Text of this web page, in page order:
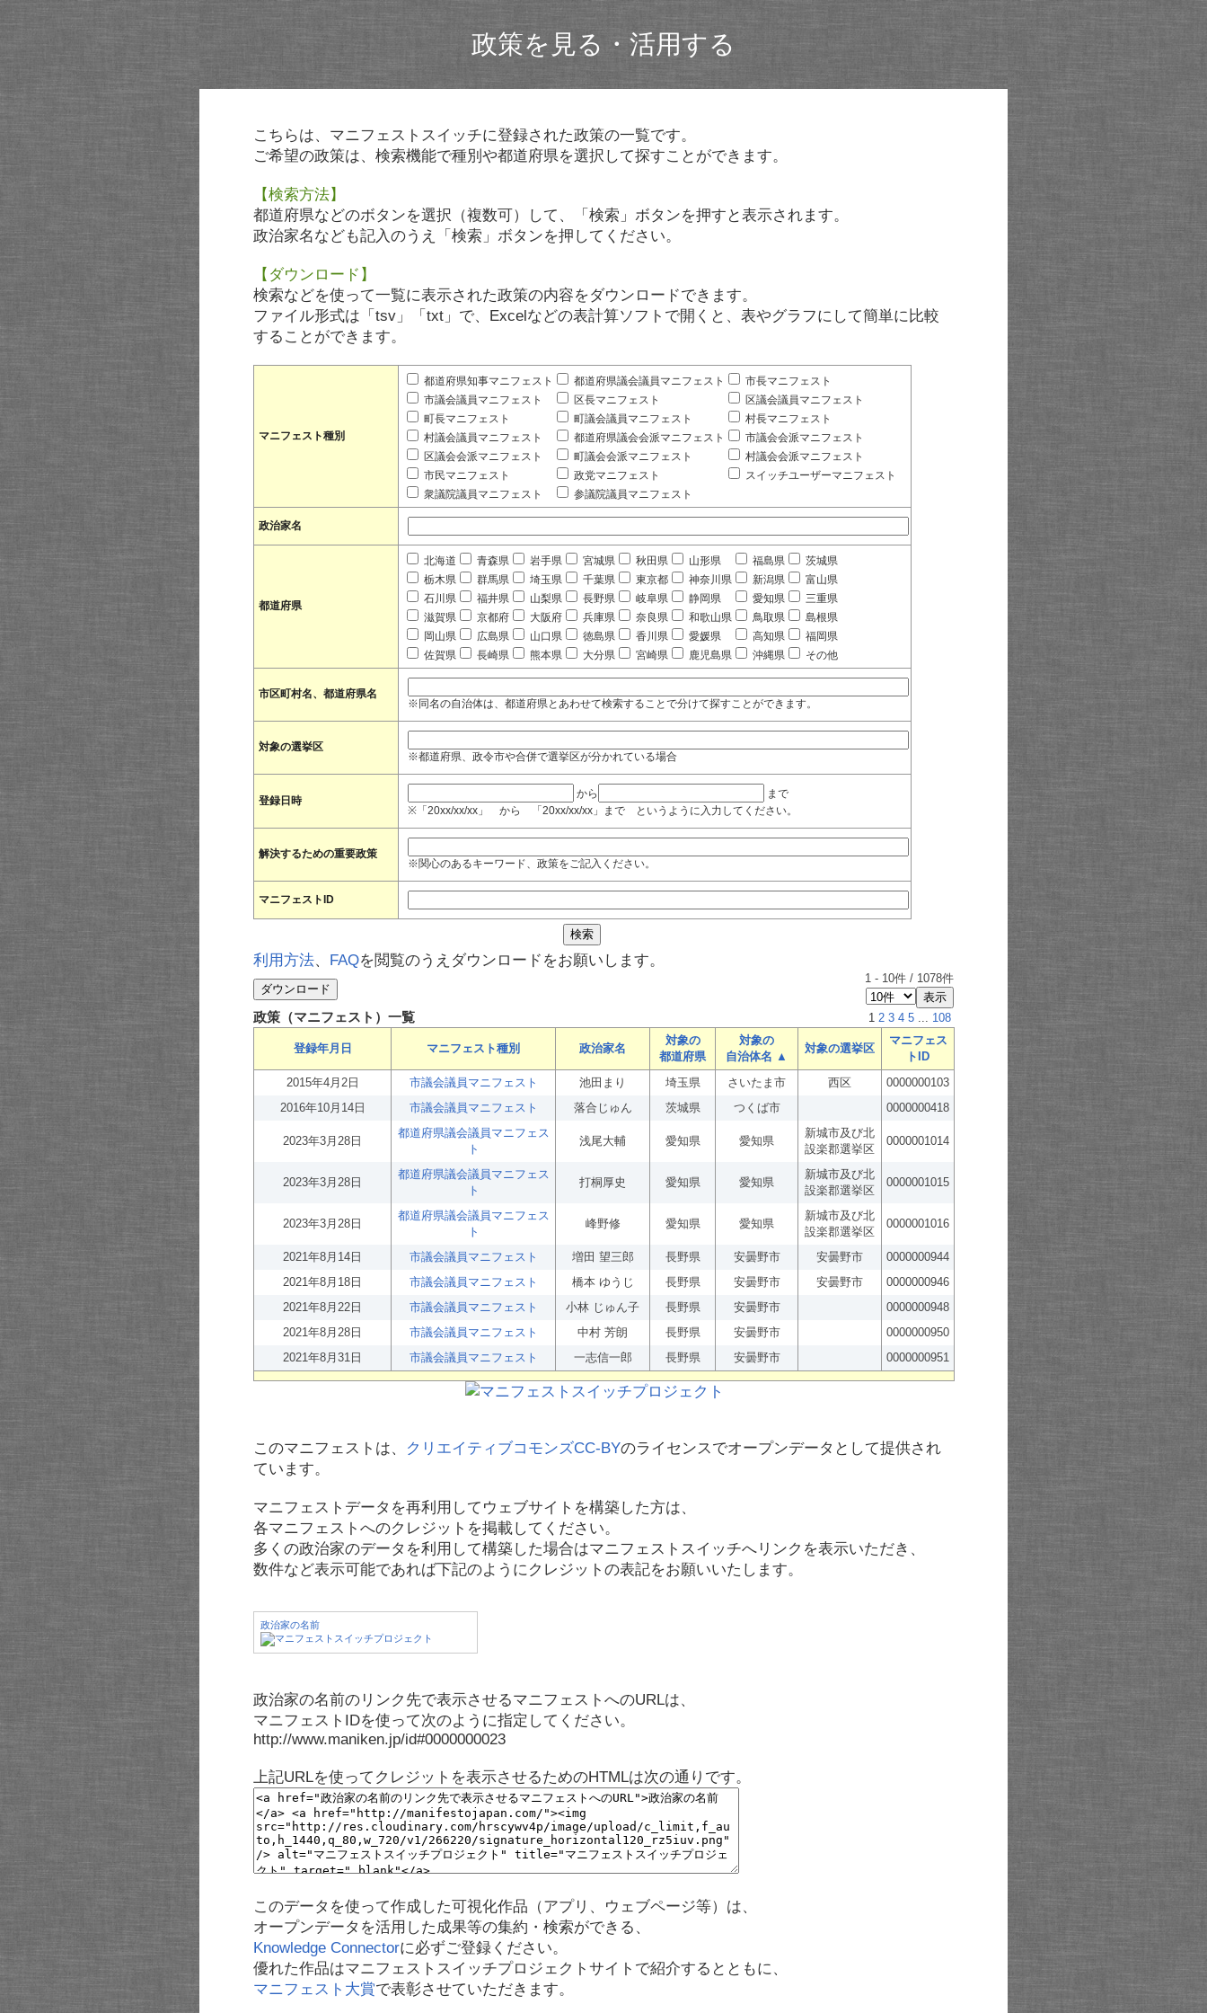
政策を見る・活用する
こちらは、マニフェストスイッチに登録された政策の一覧です。
ご希望の政策は、検索機能で種別や都道府県を選択して探すことができます。
【検索方法】
都道府県などのボタンを選択（複数可）して、「検索」ボタンを押すと表示されます。
政治家名なども記入のうえ「検索」ボタンを押してください。
【ダウンロード】
検索などを使って一覧に表示された政策の内容をダウンロードできます。
ファイル形式は「tsv」「txt」で、Excelなどの表計算ソフトで開くと、表やグラフにして簡単に比較
することができます。
マニフェスト種別
都道府県知事マニフェスト 都道府県議会議員マニフェスト
市長マニフェスト
市議会議員マニフェスト
区長マニフェスト
区議会議員マニフェスト
町長マニフェスト
町議会議員マニフェスト
村長マニフェスト
村議会議員マニフェスト
都道府県議会会派マニフェスト
市議会会派マニフェスト
区議会会派マニフェスト
町議会会派マニフェスト
村議会会派マニフェスト
市民マニフェスト
政党マニフェスト
スイッチユーザーマニフェスト
衆議院議員マニフェスト
参議院議員マニフェスト
政治家名
都道府県
北海道 青森県 岩手県 宮城県 秋田県 山形県 福島県
茨城県
栃木県
群馬県 埼玉県 千葉県 東京都 神奈川県 新潟県
富山県
石川県
福井県 山梨県 長野県 岐阜県 静岡県 愛知県
三重県
滋賀県
京都府 大阪府 兵庫県 奈良県 和歌山県 鳥取県
島根県
岡山県
広島県 山口県 徳島県 香川県 愛媛県 高知県
福岡県
佐賀県
長崎県 熊本県 大分県 宮崎県 鹿児島県 沖縄県 その他
市区町村名、都道府県名
※同名の自治体は、都道府県とあわせて検索することで分けて探すことができます。
対象の選挙区
※都道府県、政令市や合併で選挙区が分かれている場合
登録日時
から
まで
※「20xx/xx/xx」 から 「20xx/xx/xx」まで というように入力してください。
解決するための重要政策
※関心のあるキーワード、政策をご記入ください。
マニフェストID
利用方法、 FAQを閲覧のうえダウンロードをお願いします。
1 - 10件 / 1078件
政策（マニフェスト）一覧 1 2 3 4 5 ... 108
登録年月日 マニフェスト種別 政治家名
対象の
都道府県
対象の
自治体名 ▲
対象の選挙区
マニフェス
トID
2015年4月2日
市議会議員マニフェスト 池田まり 埼玉県 さいたま市 西区
0000000103
2016年10月14日
市議会議員マニフェスト 落合じゅん 茨城県 つくば市 0000000418
2023年3月28日
都道府県議会議員マニフェス
ト
浅尾大輔 愛知県 愛知県
新城市及び北
設楽郡選挙区
0000001014
2023年3月28日
都道府県議会議員マニフェス
ト
打桐厚史 愛知県 愛知県
新城市及び北
設楽郡選挙区
0000001015
2023年3月28日
都道府県議会議員マニフェス
ト
峰野修 愛知県 愛知県
新城市及び北
設楽郡選挙区
0000001016
2021年8月14日 市議会議員マニフェスト 増田 望三郎 長野県 安曇野市 安曇野市
0000000944
2021年8月18日
市議会議員マニフェスト 橋本 ゆうじ 長野県 安曇野市 安曇野市
0000000946
2021年8月22日
市議会議員マニフェスト 小林 じゅん子 長野県 安曇野市
0000000948
2021年8月28日
市議会議員マニフェスト 中村 芳朗 長野県 安曇野市
0000000950
2021年8月31日
市議会議員マニフェスト 一志信一郎 長野県 安曇野市 0000000951
このマニフェストは、 クリエイティブコモンズCC-BYのライセンスでオープンデータとして提供され
ています。
マニフェストデータを再利用してウェブサイトを構築した方は、
各マニフェストへのクレジットを掲載してください。
多くの政治家のデータを利用して構築した場合はマニフェストスイッチへリンクを表示いただき、
数件など表示可能であれば下記のようにクレジットの表記をお願いいたします。
政治家の名前
政治家の名前のリンク先で表示させるマニフェストへのURLは、
マニフェストIDを使って次のように指定してください。
http://www.maniken.jp/id#0000000023
上記URLを使ってクレジットを表示させるためのHTMLは次の通りです。
このデータを使って作成した可視化作品（アプリ、ウェブページ等）は、
オープンデータを活用した成果等の集約・検索ができる、
Knowledge Connectorに必ずご登録ください。
優れた作品はマニフェストスイッチプロジェクトサイトで紹介するとともに、
マニフェスト大賞で表彰させていただきます。